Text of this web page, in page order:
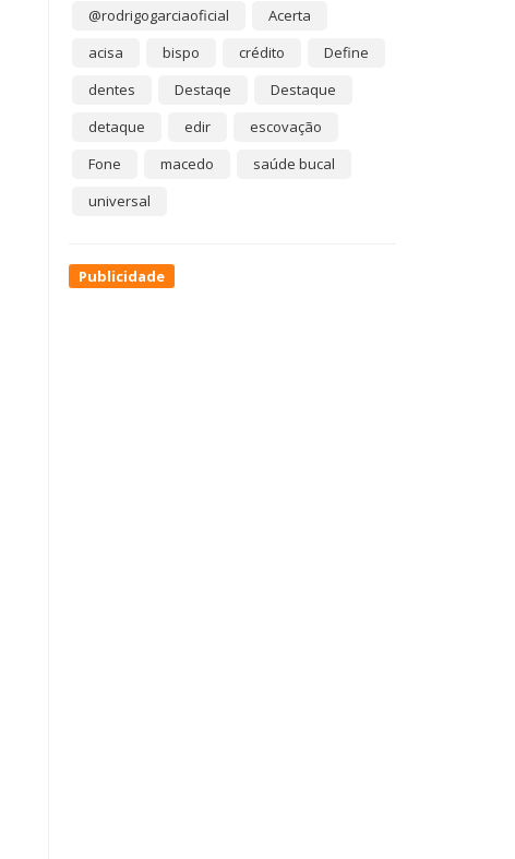
@rodrigogarciaoficial
Acerta
acisa
bispo crédito
Define
dentes
Destaqe
Destaque
detaque
edir
escovação
Fone
macedo
saúde bucal
universal
Publicidade